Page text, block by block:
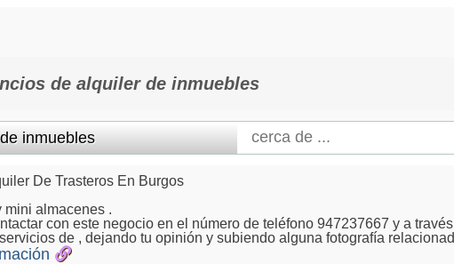
de alquiler de inmuebles
De Trasteros En Burgos
mini almacenes .
con este negocio en el número de teléfono 947237667 y a
de , dejando tu opinión y subiendo alguna fotografía